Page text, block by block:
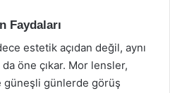
Faydaları
estetik açıdan değil, aynı
öne çıkar. Mor lensler,
güneşli günlerde görüş